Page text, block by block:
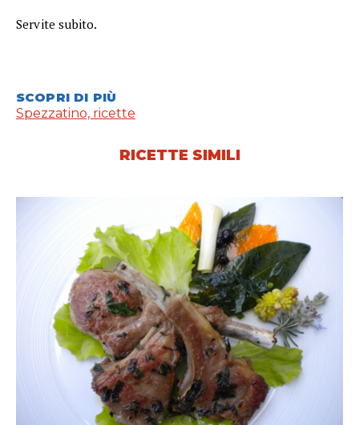
Servite subito.
SCOPRI DI PIÙ
Spezzatino, ricette
RICETTE SIMILI